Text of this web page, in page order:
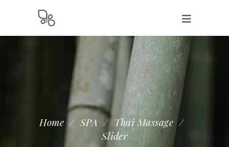
Home/ SPA / Thai Massage /
Slider